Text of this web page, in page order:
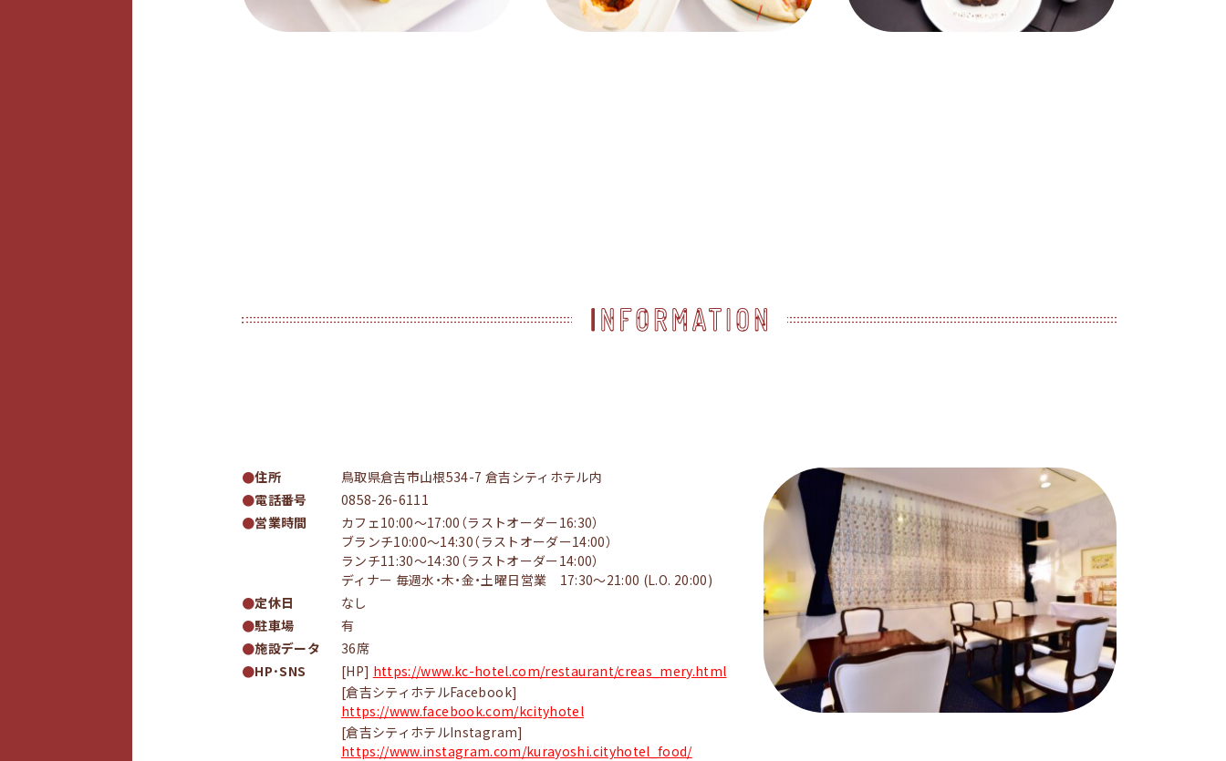
住所
鳥取県倉吉市山根534-7 倉吉シティホテル内
電話番号
0858-26-6111
営業時間
カフェ10:00～17:00（ラストオーダー16:30）
ブランチ10:00～14:30（ラストオーダー14:00）
ランチ11:30～14:30（ラストオーダー14:00）
ディナー 毎週水・木・金・土曜日営業 17:30～21:00 (L.O. 20:00)
定休日
なし
駐車場
有
施設データ
36席
HP･SNS
[HP] https://www.kc-hotel.com/restaurant/creas_mery.html
[倉吉シティホテルFacebook]
https://www.facebook.com/kcityhotel
[倉吉シティホテルInstagram]
https://www.instagram.com/kurayoshi.cityhotel_food/